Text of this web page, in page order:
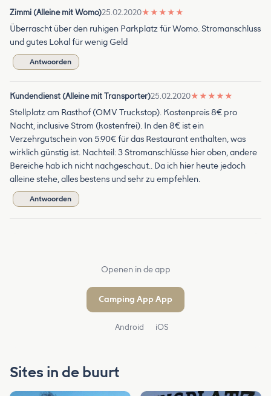
Zimmi (Alleine mit Womo)25.02.2020★ ★ ★ ★ ★
Überrascht über den ruhigen Parkplatz für Womo. Stromanschluss
und gutes Lokal für wenig Geld
Antwoorden
Kundendienst (Alleine mit Transporter)25.02.2020★ ★ ★ ★ ★
Stellplatz am Rasthof (OMV Truckstop). Kostenpreis 8€ pro
Nacht, inclusive Strom (kostenfrei). In den 8€ ist ein
Verzehrgutschein von 5.90€ für das Restaurant enthalten, was
wirklich günstig ist. Nachteil: 3 Stromanschlüsse hier oben, andere
Bereiche hab ich nicht nachgeschaut.. Da ich hier heute jedoch
alleine stehe, alles bestens und sehr zu empfehlen.
Antwoorden
Openen in de app
Camping App App
Android iOS
Sites in de buurt